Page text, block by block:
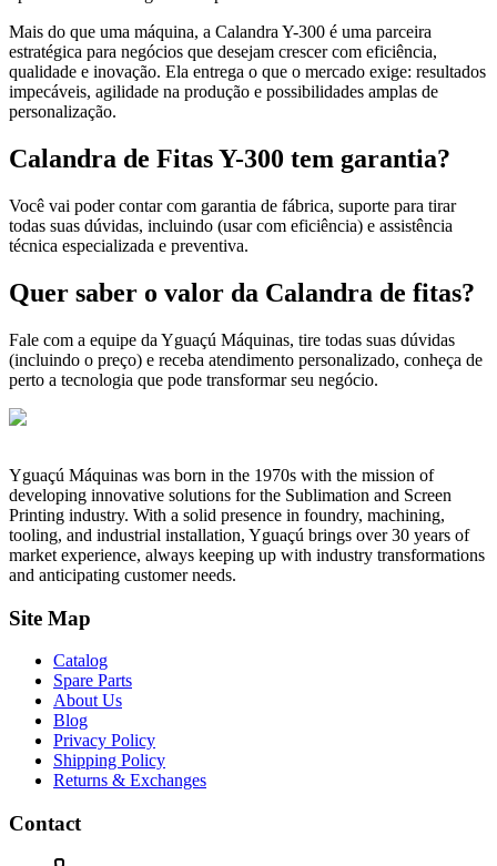
Mais do que uma máquina, a Calandra Y-300 é uma parceira
estratégica para negócios que desejam crescer com eficiência,
qualidade e inovação. Ela entrega o que o mercado exige: resultados
impecáveis, agilidade na produção e possibilidades amplas de
personalização.
Calandra de Fitas Y-300 tem garantia?
Você vai poder contar com garantia de fábrica, suporte para tirar
todas suas dúvidas, incluindo (usar com eficiência) e assistência
técnica especializada e preventiva.
Quer saber o valor da Calandra de fitas?
Fale com a equipe da Yguaçú Máquinas, tire todas suas dúvidas
(incluindo o preço) e receba atendimento personalizado, conheça de
perto a tecnologia que pode transformar seu negócio.
Yguaçú Máquinas was born in the 1970s with the mission of
developing innovative solutions for the Sublimation and Screen
Printing industry. With a solid presence in foundry, machining,
tooling, and industrial installation, Yguaçú brings over 30 years of
market experience, always keeping up with industry transformations
and anticipating customer needs.
Site Map
Catalog
Spare Parts
About Us
Blog
Privacy Policy
Shipping Policy
Returns & Exchanges
Contact